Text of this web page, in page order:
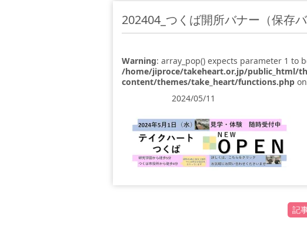
202404_つくば開所バナー（保存バ
Warning: array_pop() expects parameter 1 to
/home/jiproce/takeheart.or.jp/public_html/
content/themes/take_heart/functions.php
2024/05/11
記